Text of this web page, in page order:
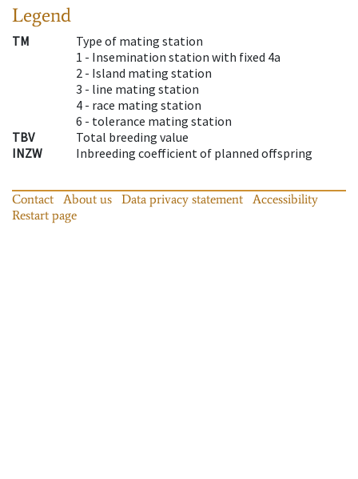
Legend
TM
Type of mating station
1 - Insemination station with fixed 4a
2 - Island mating station
3 - line mating station
4 - race mating station
6 - tolerance mating station
TBV
Total breeding value
INZW
Inbreeding coefficient of planned offspring
Contact About us Data privacy statement
Accessibility
Restart page